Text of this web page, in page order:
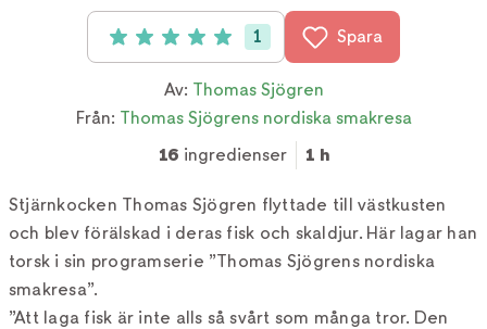
Betyg: 5 av 5 (1 röster)
1 Spara
Av: Thomas Sjögren
Från: Thomas Sjögrens nordiska smakresa
16 ingredienser 1 h
Stjärnkocken Thomas Sjögren flyttade till västkusten
och blev förälskad i deras fisk och skaldjur. Här lagar han
torsk i sin programserie ”Thomas Sjögrens nordiska
smakresa”.
”Att laga fisk är inte alls så svårt som många tror. Den